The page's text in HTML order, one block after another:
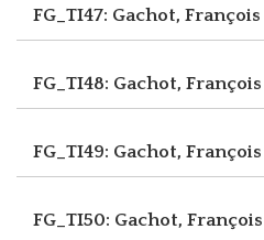
FG_TI47: Gachot, François
FG_TI48: Gachot, François
FG_TI49: Gachot, François
FG_TI50: Gachot, François